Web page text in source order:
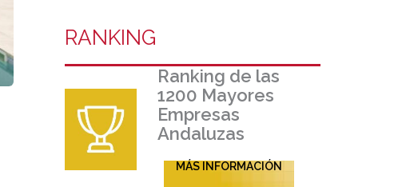
RANKING
Ranking de las
1200 Mayores
Empresas
Andaluzas
MÁS INFORMACIÓN